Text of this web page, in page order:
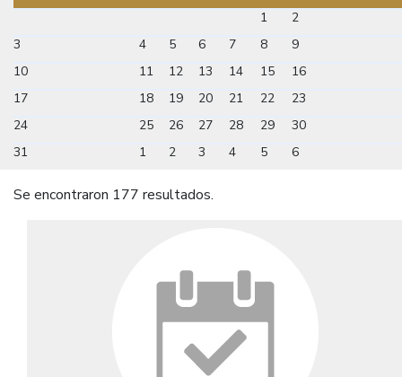
1
2
3
4 5 6 7 8
9
10
11 12 13 14 15
16
17
18 19 20 21 22
23
24
25 26 27 28 29
30
31
1 2 3 4 5 6
Se encontraron 177 resultados.